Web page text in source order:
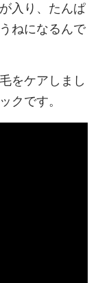
入り、たんぱ
ねになるんで
をケアしまし
クです。